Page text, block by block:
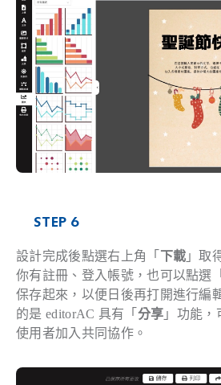
STEP 6
設計完成後點選右上角「 下載 」取
你有註冊、登入帳號，也可以點選
保存起來，以便日後再打開進行編
的是 editorAC 具有「 分享 」功能，
使用者加入共同協作。